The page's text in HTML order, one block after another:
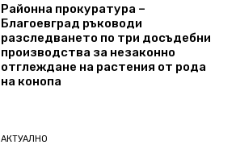
Районна прокуратура –
Благоевград ръководи
разследването по три досъдебни
производства за незаконно
отглеждане на растения от рода
на конопа
АКТУАЛНО